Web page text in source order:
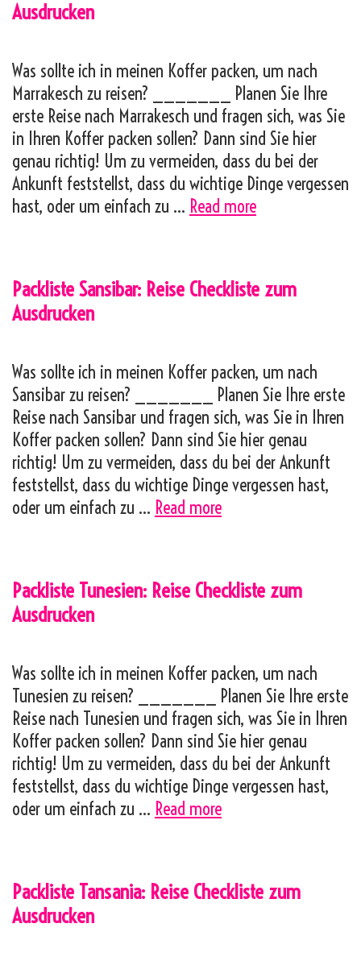
Ausdrucken
Was sollte ich in meinen Koffer packen, um nach
Marrakesch zu reisen? _______ Planen Sie Ihre
erste Reise nach Marrakesch und fragen sich, was Sie
in Ihren Koffer packen sollen? Dann sind Sie hier
genau richtig! Um zu vermeiden, dass du bei der
Ankunft feststellst, dass du wichtige Dinge vergessen
hast, oder um einfach zu … Read morePackliste
zum
Packliste Sansibar: Reise Checkliste zum
Ausdrucken
Was sollte ich in meinen Koffer packen, um nach
Sansibar zu reisen? _______ Planen Sie Ihre erste
Reise nach Sansibar und fragen sich, was Sie in Ihren
Koffer packen sollen? Dann sind Sie hier genau
richtig! Um zu vermeiden, dass du bei der Ankunft
feststellst, dass du wichtige Dinge vergessen hast,
oder um einfach zu … Read morePackliste
zum
Packliste Tunesien: Reise Checkliste zum
Ausdrucken
Was sollte ich in meinen Koffer packen, um nach
Tunesien zu reisen? _______ Planen Sie Ihre erste
Reise nach Tunesien und fragen sich, was Sie in Ihren
Koffer packen sollen? Dann sind Sie hier genau
richtig! Um zu vermeiden, dass du bei der Ankunft
feststellst, dass du wichtige Dinge vergessen hast,
oder um einfach zu … Read morePackliste
zum
Packliste Tansania: Reise Checkliste zum
Ausdrucken